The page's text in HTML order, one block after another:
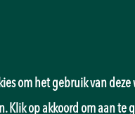
om het gebruik van
Klik op akkoord om aan te